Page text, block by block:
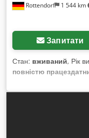
Rottendorf 1 544 km
Запитати
Стан: вживаний, Рік
повністю
, ширина
швидкість конвеєрної